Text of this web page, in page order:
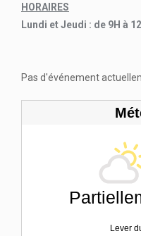
HORAIRES
Lundi et Jeudi : de 9H à
Pas d'événement
Lever